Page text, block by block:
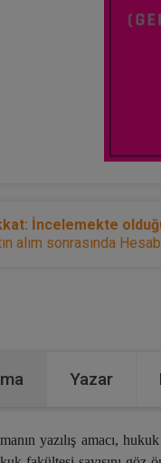
İncelemekte
alım sonrasında
Yazar
yazılış amacı,